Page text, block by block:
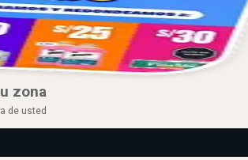
zona
de usted